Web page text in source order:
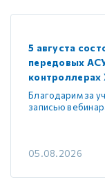
5 августа
передовых
контроллерах
Благодарим за
записью
05.08.2026